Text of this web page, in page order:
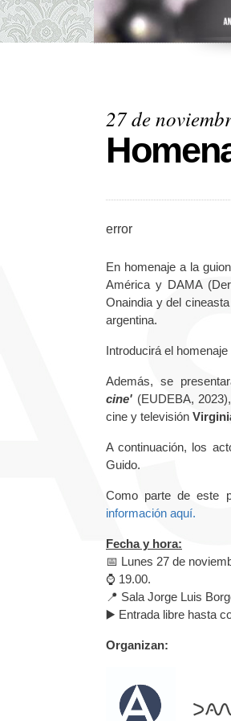
27 de
error
En homenaje a la
América y DAMA
Onaindia y del
argentina.
Introducirá el
Además, se
cine' (EUDEBA,
cine y televisión
A continuación, los
Guido.
Como parte de este
información aquí.
Fecha y hora:
📅 Lunes 27 de
⌚️ 19.00.
📍 Sala Jorge Luis
▶️ Entrada libre hasta
Organizan: